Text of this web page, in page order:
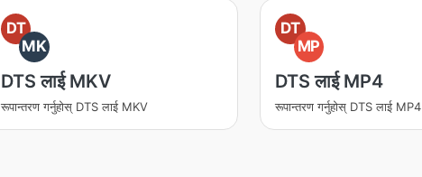
DT
MK
DTS लाई MKV
रूपान्तरण गर्नुहोस् DTS लाई MKV
DT
MP
DTS लाई MP4
रूपान्तरण गर्नुहोस् DTS लाई MP4